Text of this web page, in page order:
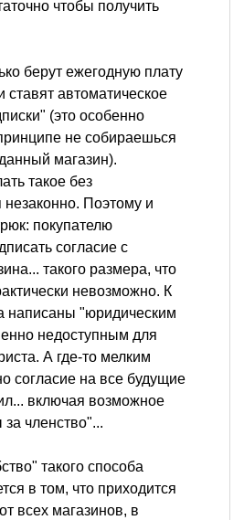
чтобы получить
берут ежегодную плату
ставят автоматическое
(это особенно
не собираешься
магазин).
такое без
Поэтому и
покупателю
согласие с
такого размера, что
невозможно. К
написаны "юридическим
недоступным для
А где-то мелким
согласие на все будущие
включая возможное
членство"...
такого способа
в том, что приходится
всех магазинов, в